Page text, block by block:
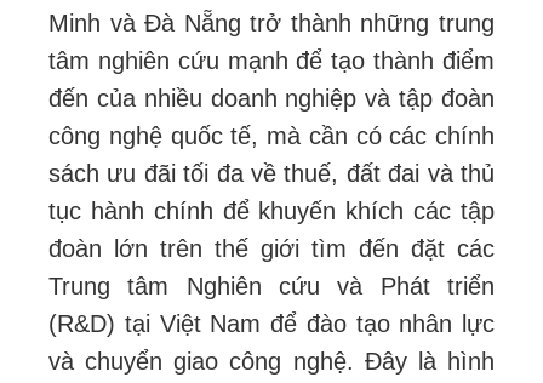
Minh và Đà Nẵng trở thành những trung
tâm nghiên cứu mạnh để tạo thành điểm
đến của nhiều doanh nghiệp và tập đoàn
công nghệ quốc tế, mà cần có các chính
sách ưu đãi tối đa về thuế, đất đai và thủ
tục hành chính để khuyến khích các tập
đoàn lớn trên thế giới tìm đến đặt các
Trung tâm Nghiên cứu và Phát triển
(R&D) tại Việt Nam để đào tạo nhân lực
và chuyển giao công nghệ. Đây là hình